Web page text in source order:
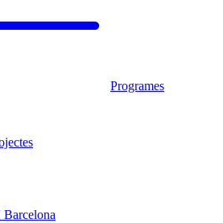
Programes